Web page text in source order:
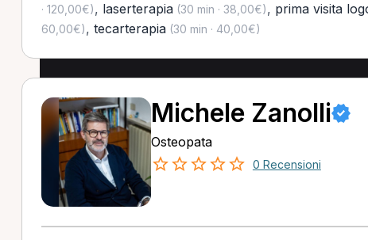
· 120,00€), laserterapia(30 min · 38,00€), prima visita
60,00€), tecarterapia(30 min · 40,00€)
Michele Zanolli
Osteopata
0 Recensioni